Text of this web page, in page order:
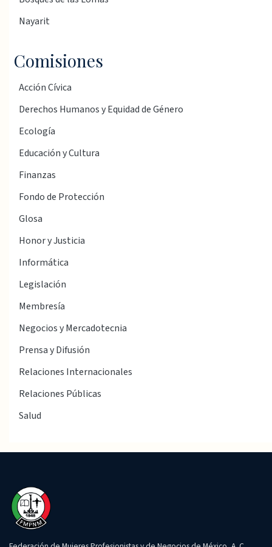
Nayarit
Comisiones
Acción Cívica
Derechos Humanos y Equidad de Género
Ecología
Educación y Cultura
Finanzas
Fondo de Protección
Glosa
Honor y Justicia
Informática
Legislación
Membresía
Negocios y Mercadotecnia
Prensa y Difusión
Relaciones Internacionales
Relaciones Públicas
Salud